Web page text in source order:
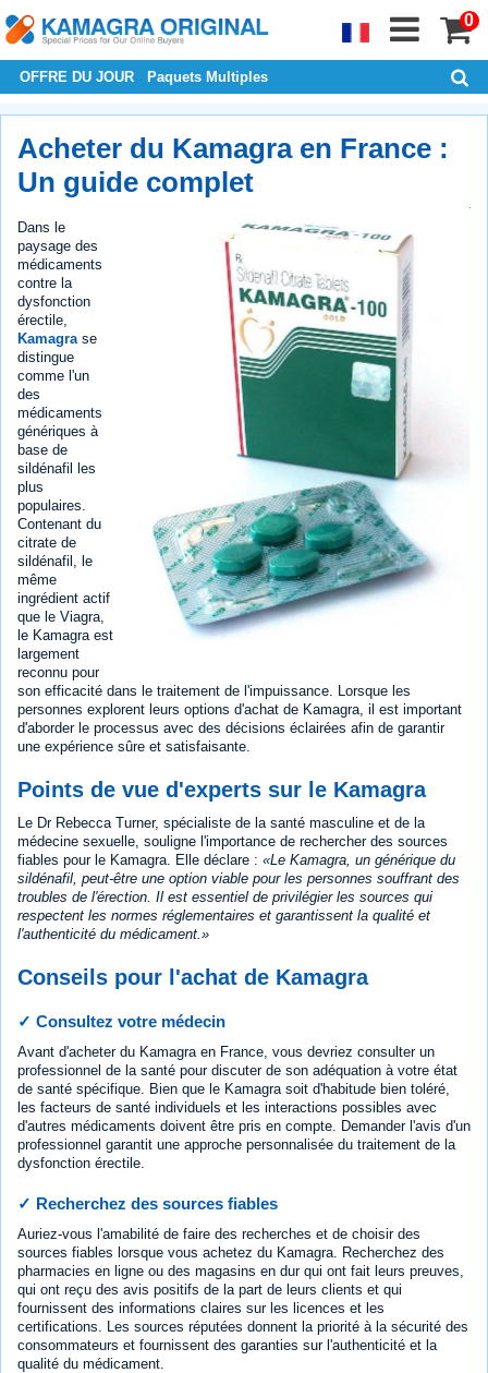
0
OFFRE DU JOUR Paquets Multiples
Acheter du Kamagra en France :
Un guide complet
Dans le
paysage des
médicaments
contre la
dysfonction
érectile,
Kamagra se
distingue
comme l'un
des
médicaments
génériques à
base de
sildénafil les
plus
populaires.
Contenant du
citrate de
sildénafil, le
même
ingrédient actif
que le Viagra,
le Kamagra est
largement
reconnu pour
son efficacité dans le traitement de l'impuissance. Lorsque les
personnes explorent leurs options d'achat de Kamagra, il est important
d'aborder le processus avec des décisions éclairées afin de garantir
une expérience sûre et satisfaisante.
Points de vue d'experts sur le Kamagra
Le Dr Rebecca Turner, spécialiste de la santé masculine et de la
médecine sexuelle, souligne l'importance de rechercher des sources
fiables pour le Kamagra. Elle déclare :
Le Kamagra, un générique du
sildénafil, peut-être une option viable pour les personnes souffrant des
troubles de l'érection. Il est essentiel de privilégier les sources qui
respectent les normes réglementaires et garantissent la qualité et
l'authenticité du médicament.
Conseils pour l'achat de Kamagra
✓ Consultez votre médecin
Avant d'acheter du Kamagra en France, vous devriez consulter un
professionnel de la santé pour discuter de son adéquation à votre état
de santé spécifique. Bien que le Kamagra soit d'habitude bien toléré,
les facteurs de santé individuels et les interactions possibles avec
d'autres médicaments doivent être pris en compte. Demander l'avis d'un
professionnel garantit une approche personnalisée du traitement de la
dysfonction érectile.
✓ Recherchez des sources fiables
Auriez-vous l'amabilité de faire des recherches et de choisir des
sources fiables lorsque vous achetez du Kamagra. Recherchez des
pharmacies en ligne ou des magasins en dur qui ont fait leurs preuves,
qui ont reçu des avis positifs de la part de leurs clients et qui
fournissent des informations claires sur les licences et les
certifications. Les sources réputées donnent la priorité à la sécurité des
consommateurs et fournissent des garanties sur l'authenticité et la
qualité du médicament.